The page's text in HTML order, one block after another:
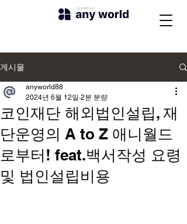
게시물
코인재단 해외법인설립, 재
단운영의 A to Z 애니월드
로부터! feat.백서작성 요령
및 법인설립비용
anyworld88
2024년 6월 12일 2분 분량